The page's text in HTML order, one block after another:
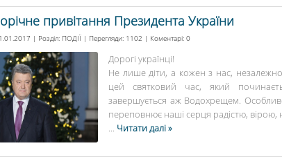
привітання Президента України
| Розділ: ПОДІЇ | Перегляди: 1102 | Коментарі: 0
Дорогі українці!
Не лише діти, а кожен з нас,
цей святковий час, який
завершується аж Водохрещем.
переповнює наші серця радістю, вірою,
... Читати далі »